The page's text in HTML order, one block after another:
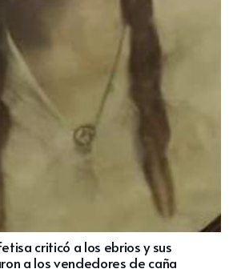
criticó a los ebrios y sus
a los vendedores de caña